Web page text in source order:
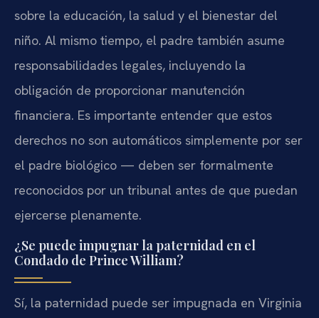
sobre la educación, la salud y el bienestar del
niño. Al mismo tiempo, el padre también asume
responsabilidades legales, incluyendo la
obligación de proporcionar manutención
financiera. Es importante entender que estos
derechos no son automáticos simplemente por ser
el padre biológico — deben ser formalmente
reconocidos por un tribunal antes de que puedan
ejercerse plenamente.
¿Se puede impugnar la paternidad en el
Condado de Prince William?
Sí, la paternidad puede ser impugnada en Virginia